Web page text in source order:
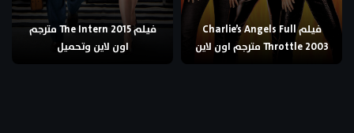
فيلم Charlie’s Angels Full
Throttle 2003 مترجم اون لاين
فيلم The Intern 2015 مترجم
اون لاين وتحميل